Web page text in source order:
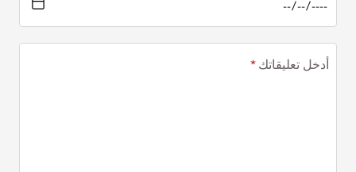
أدخل تعليقاتك